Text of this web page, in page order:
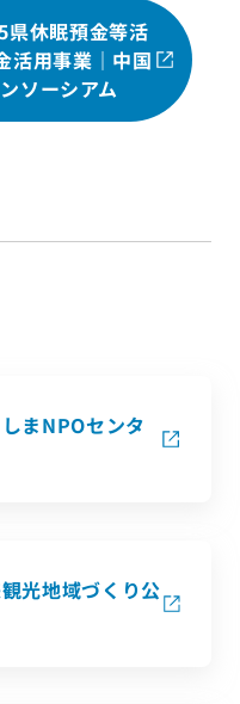
県休眠預金等活
活用事業｜中国
ソーシアム
まNPOセンタ
光地域づくり公